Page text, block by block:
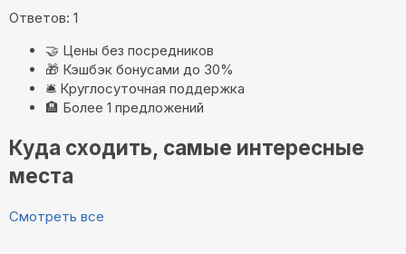
Ответов: 1
🤝 Цены без посредников
🎁 Кэшбэк бонусами до 30%
🛎️ Круглосуточная поддержка
🏨 Более 1 предложений
Куда сходить, самые интересные
места
Смотреть все